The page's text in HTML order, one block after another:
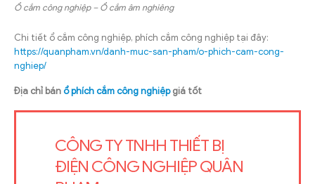
Ổ cắm công nghiệp – Ổ cắm âm nghiêng
Chi tiết ổ cắm công nghiệp, phích cắm công nghiệp tại đây:
https://quanpham.vn/danh-muc-san-pham/o-phich-cam-cong-
nghiep/
Địa chỉ bánổ phích cắm công nghiệpgiá tốt
CÔNG TY TNHH THIẾT BỊ
ĐIỆN CÔNG NGHIỆP QUÂN